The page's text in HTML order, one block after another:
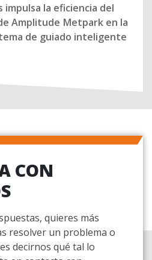
la eficiencia del
Amplitude Metpark en la
de guiado inteligente
CON
quieres más
resolver un problema o
decirnos qué tal lo